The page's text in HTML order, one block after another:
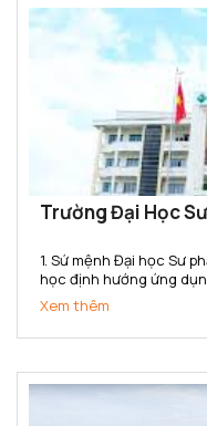
Trường Đại Học
1. Sứ mệnh Đại học Sư phạm Kỹ thuật Vĩnh Long là trường đại
học định hướng ứng
nhà giáo giáo dục nghề
đa bậc; là trung tâm
Xem thêm